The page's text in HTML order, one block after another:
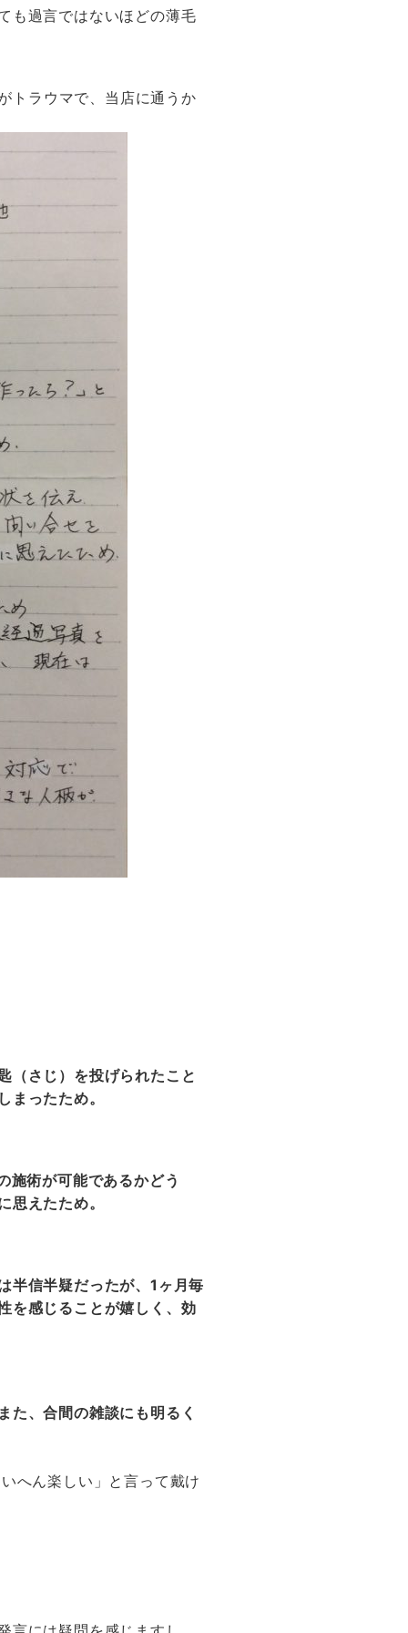
も過言ではないほどの薄毛
トラウマで、当店に通うか
（さじ）を投げられたこと
ったため。
施術が可能であるかどう
えたため。
半信半疑だったが、1ヶ月毎
を感じることが嬉しく、効
た、合間の雑談にも明るく
へん楽しい」と言って戴け